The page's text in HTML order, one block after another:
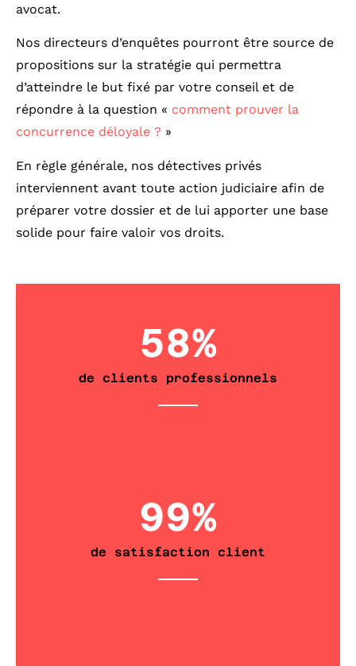
avocat.
Nos directeurs d’enquêtes pourront être source de
propositions sur la stratégie qui permettra
d’atteindre le but fixé par votre conseil et de
répondre à la question « comment prouver la
concurrence déloyale ? »
En règle générale, nos détectives privés
interviennent avant toute action judiciaire afin de
préparer votre dossier et de lui apporter une base
solide pour faire valoir vos droits.
de clients professionnels
58%
de satisfaction client
99%